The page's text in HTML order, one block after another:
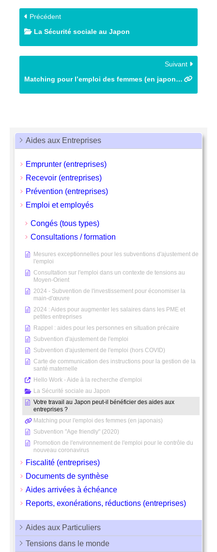
Aides aux Entreprises
Emprunter (entreprises)
Recevoir (entreprises)
Prévention (entreprises)
Emploi et employés
Congés (tous types)
Consultations / formation
Mesures exceptionnelles pour les subventions d'ajustement de
l'emploi
Consultation sur l'emploi dans un contexte de tensions au
Moyen-Orient
2024 - Subvention de l'investissement pour économiser la
main-d'œuvre
2024 : Aides pour augmenter les salaires dans les PME et
petites entreprises
Rappel : aides pour les personnes en situation précaire
Subvention d'ajustement de l'emploi
Subvention d'ajustement de l'emploi (hors COVID)
Carte de communication des instructions pour la gestion de la
santé maternelle
Hello Work - Aide à la recherche d'emploi
La Sécurité sociale au Japon
Votre travail au Japon peut-il bénéficier des aides aux
entreprises ?
Matching pour l'emploi des femmes (en japonais)
Subvention "Age friendly" (2020)
Promotion de l'environnement de l'emploi pour le contrôle du
nouveau coronavirus
Fiscalité (entreprises)
Documents de synthèse
Aides arrivées à échéance
Reports, exonérations, réductions (entreprises)
Aides aux Particuliers
Tensions dans le monde
Précédent
La Sécurité sociale au Japon
Suivant
Matching pour l’emploi des femmes (en japonais)